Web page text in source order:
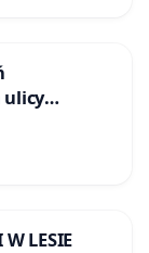
ulicy
LESIE